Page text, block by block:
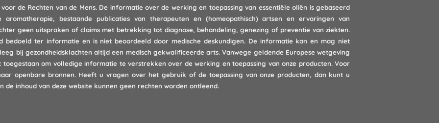
de Rechten van de Mens. De informatie over de werking en toepassing van essentiële oliën is gebaseerd
aromatherapie, bestaande publicaties van therapeuten en (homeopathisch) artsen en ervaringen van
geen uitspraken of claims met betrekking tot diagnose, behandeling, genezing of preventie van ziekten.
bedoeld ter informatie en is niet beoordeeld door medische deskundigen. De informatie kan en mag niet
bij gezondheidsklachten altijd een medisch gekwalificeerde arts. Vanwege geldende Europese wetgeving
toegestaan om volledige informatie te verstrekken over de werking en toepassing van onze producten. Voor
openbare bronnen. Heeft u vragen over het gebruik of de toepassing van onze producten, dan kunt u
de inhoud van deze website kunnen geen rechten worden ontleend.